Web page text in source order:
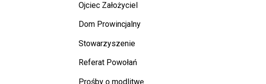
Ojciec Założyciel
Dom Prowincjalny
Stowarzyszenie
Referat Powołań
Prośby o modlitwę